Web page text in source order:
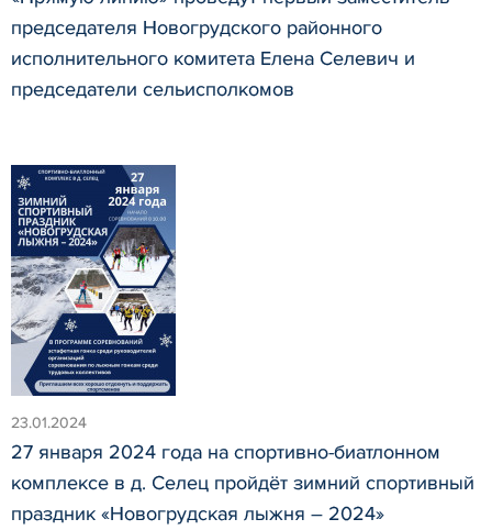
председателя Новогрудского районного
исполнительного комитета Елена Селевич и
председатели сельисполкомов
23.01.2024
27 января 2024 года на спортивно-биатлонном
комплексе в д. Селец пройдёт зимний спортивный
праздник «Новогрудская лыжня – 2024»